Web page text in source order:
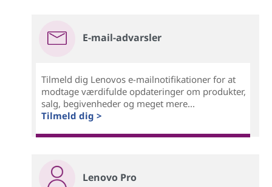
E-mail-advarsler
Tilmeld dig Lenovos e-mailnotifikationer for at
modtage værdifulde opdateringer om produkter,
salg, begivenheder og meget mere...
Tilmeld dig >
Lenovo Pro